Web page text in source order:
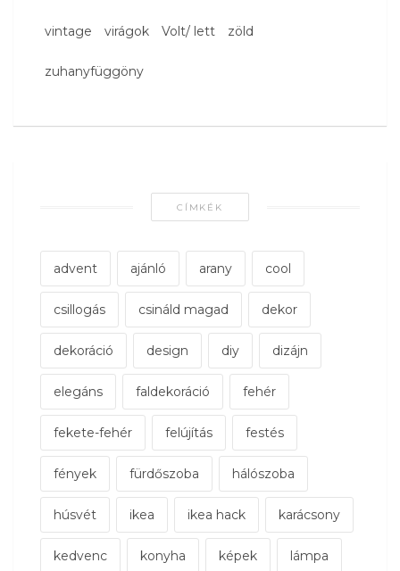
vintage virágok Volt/ lett zöld
zuhanyfüggöny
CÍMKÉK
advent ajánló arany cool
csillogás csináld magad dekor
dekoráció design diy dizájn
elegáns faldekoráció fehér
fekete-fehér felújítás festés
fények fürdőszoba hálószoba
húsvét ikea ikea hack karácsony
kedvenc konyha képek lámpa